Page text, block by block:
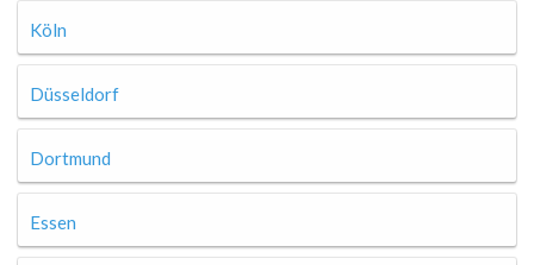
Köln
Düsseldorf
Dortmund
Essen